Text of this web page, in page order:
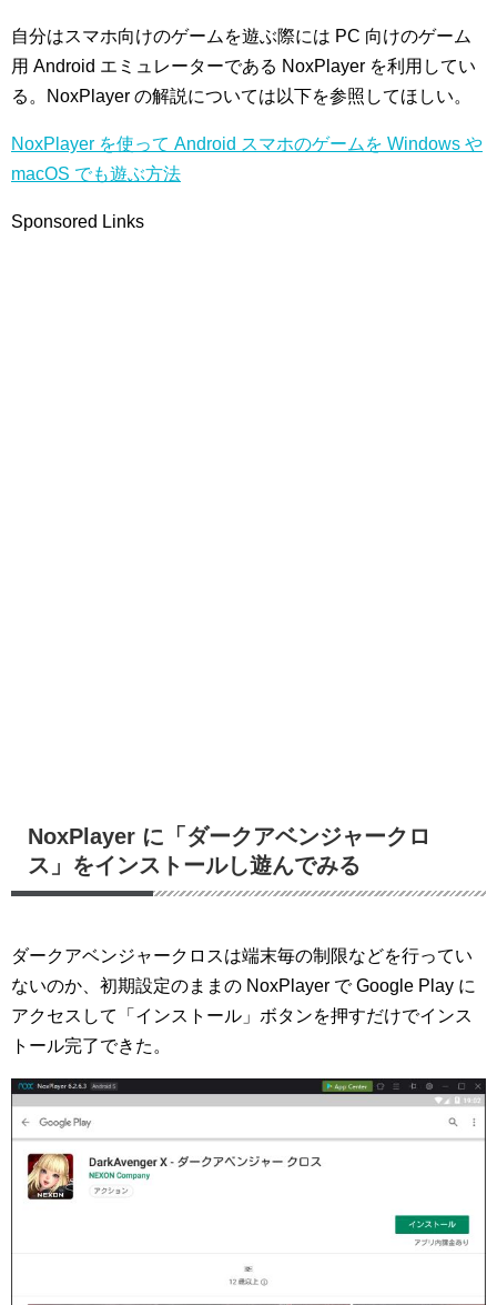
自分はスマホ向けのゲームを遊ぶ際には PC 向けのゲーム
用 Android エミュレーターである NoxPlayer を利用してい
る。NoxPlayer の解説については以下を参照してほしい。
NoxPlayer を使って Android スマホのゲームを Windows や
macOS でも遊ぶ方法
Sponsored Links
NoxPlayer に「ダークアベンジャークロ
ス」をインストールし遊んでみる
ダークアベンジャークロスは端末毎の制限などを行ってい
ないのか、初期設定のままの NoxPlayer で Google Play に
アクセスして「インストール」ボタンを押すだけでインス
トール完了できた。